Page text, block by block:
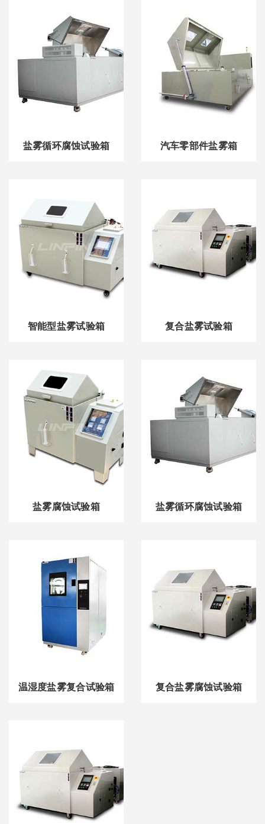
盐雾循环腐蚀试验箱 汽车零部件盐雾箱
智能型盐雾试验箱 复合盐雾试验箱
盐雾腐蚀试验箱 盐雾循环腐蚀试验箱
温湿度盐雾复合试验箱 复合盐雾腐蚀试验箱